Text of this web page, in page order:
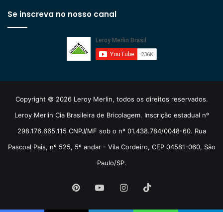
Se inscreva no nosso canal
Copyright © 2026 Leroy Merlin, todos os direitos reservados.
Leroy Merlin Cia Brasileira de Bricolagem. Inscrição estadual nº
298.176.665.115 CNPJ/MF sob o nº 01.438.784/0048-60. Rua
Pascoal Pais, nº 525, 5º andar - Vila Cordeiro, CEP 04581-060, São
Paulo/SP.
PinterestYouTubeInstagram